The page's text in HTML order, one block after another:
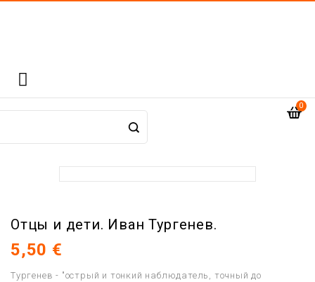

0
Отцы и дети. Иван Тургенев.
5,50 €
Тургенев - "острый и тонкий наблюдатель, точный до